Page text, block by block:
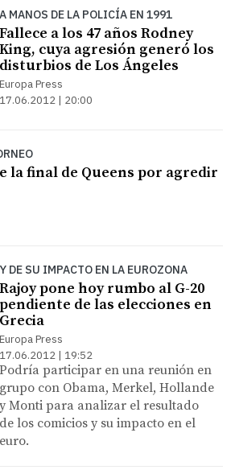
A MANOS DE LA POLICÍA EN 1991
Fallece a los 47 años Rodney
King, cuya agresión generó los
disturbios de Los Ángeles
Europa Press
17.06.2012 | 20:00
la final de Queens por agredir
Y DE SU IMPACTO EN LA EUROZONA
Rajoy pone hoy rumbo al G-20
pendiente de las elecciones en
Grecia
Europa Press
17.06.2012 | 19:52
Podría participar en una reunión en
grupo con Obama, Merkel, Hollande
y Monti para analizar el resultado
de los comicios y su impacto en el
euro.